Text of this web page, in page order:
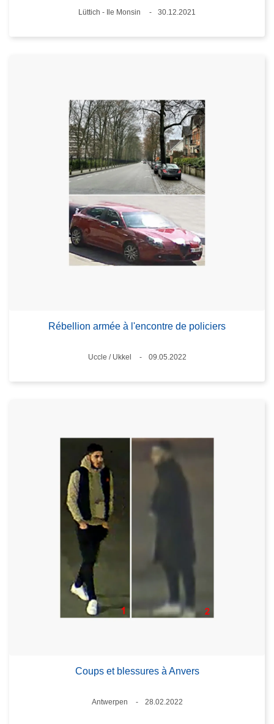
Standort
Lüttich - Ile Monsin
30.12.2021
Rébellion armée à l'encontre de policiers
Standort
Uccle / Ukkel
09.05.2022
Coups et blessures à Anvers
Standort
Antwerpen
28.02.2022